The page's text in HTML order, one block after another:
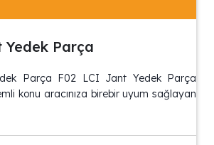
Yedek Parça
Parça F02 LCI Jant Yedek Parça
konu aracınıza birebir uyum sağlayan